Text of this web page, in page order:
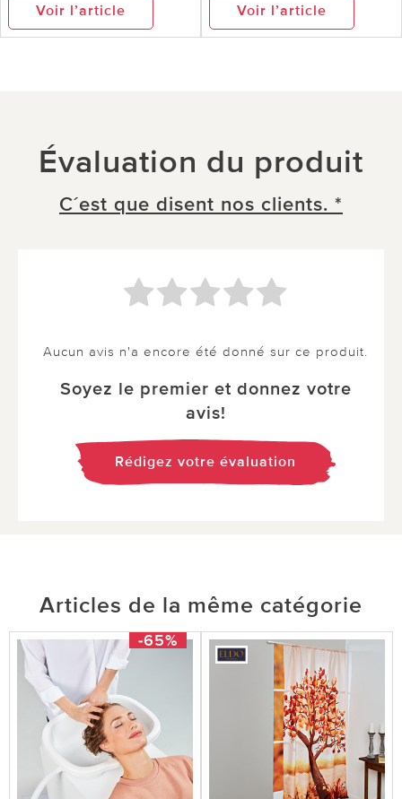
Voir l’article Voir l’article
Évaluation du produit
C´est que disent nos clients. *
Aucun avis n'a encore été donné sur ce produit.
Soyez le premier et donnez votre
avis!
Rédigez votre évaluation
Articles de la même catégorie
-65%